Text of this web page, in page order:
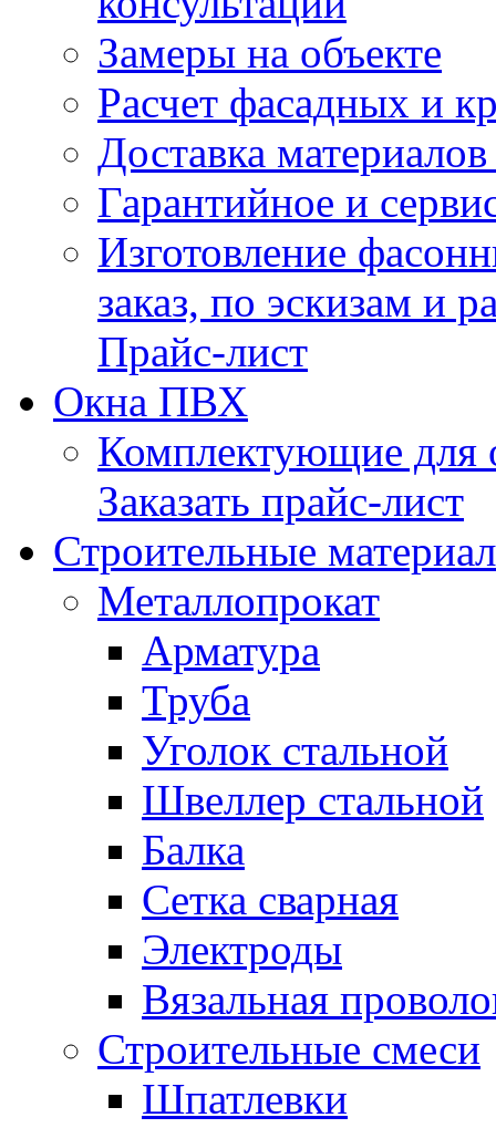
Замеры на объекте
Расчет фасадных и
Доставка
Гарантийное и
Изготовление
заказ, по эскизам и
Прайс-лист
Окна ПВХ
Комплектующие для
Заказать прайс-лист
Строительные
Металлопрокат
Арматура
Труба
Уголок стальной
Швеллер стальной
Балка
Сетка сварная
Электроды
Вязальная
Строительные смеси
Шпатлевки